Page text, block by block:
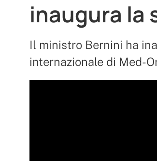
inaugura la
Il ministro Bernini ha
internazionale di Med-